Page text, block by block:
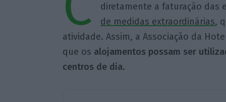
diretamente a faturação das
de medidas extraordinárias,
atividade. Assim, a Associação da
que os alojamentos possam ser
centros de dia.